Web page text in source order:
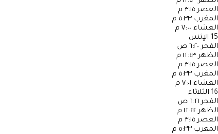
العصر ٣:١٥ م
المغرب ٥:٣٣ م
العشاء ٧:٠٠ م
15 الإثنين
الفجر ٦:٢٠ ص
الظهر ١٢:٤٣ م
العصر ٣:١٥ م
المغرب ٥:٣٣ م
العشاء ٧:٠١ م
16 الثلاثاء
الفجر ٦:٢١ ص
الظهر ١٢:٤٤ م
العصر ٣:١٥ م
المغرب ٥:٣٣ م